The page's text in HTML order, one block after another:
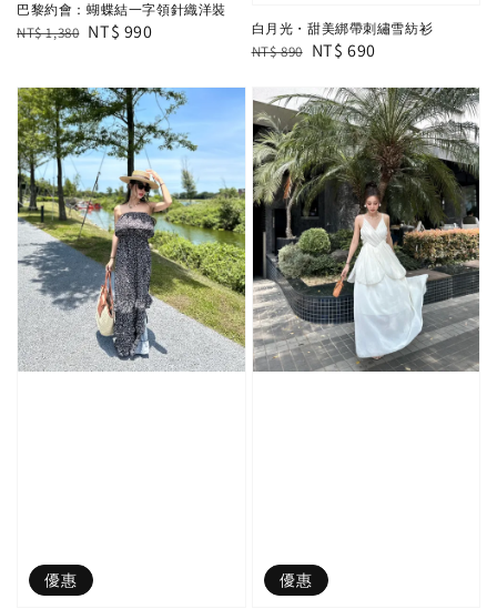
巴黎約會：蝴蝶結一字領針織洋裝
Regular
NT$ 1,380 Sale
NT$ 990 白月光・甜美綁帶刺繡雪紡衫
Regular
NT$ 890 Sale
NT$ 690
優惠 優惠